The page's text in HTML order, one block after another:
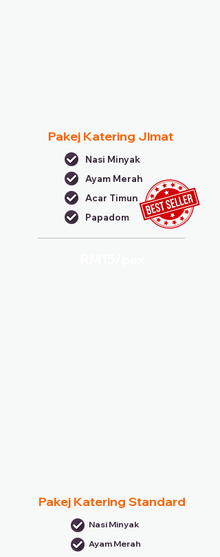
Pakej Katering Jimat
Nasi Minyak
Ayam Merah
Acar Timun
Papadom
Pakej Katering Standard
Nasi Minyak
Ayam Merah